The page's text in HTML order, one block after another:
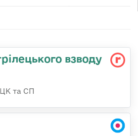
взводу
та СП